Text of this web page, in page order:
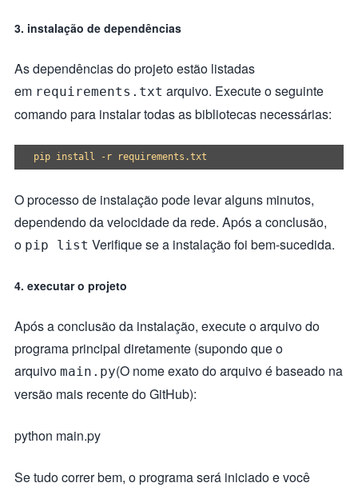
3. instalação de dependências
As dependências do projeto estão listadas
em requirements.txt arquivo. Execute o seguinte
comando para instalar todas as bibliotecas necessárias:
O processo de instalação pode levar alguns minutos,
dependendo da velocidade da rede. Após a conclusão,
o pip list Verifique se a instalação foi bem-sucedida.
4. executar o projeto
Após a conclusão da instalação, execute o arquivo do
programa principal diretamente (supondo que o
arquivo main.py(O nome exato do arquivo é baseado na
versão mais recente do GitHub):
python main.py
Se tudo correr bem, o programa será iniciado e você